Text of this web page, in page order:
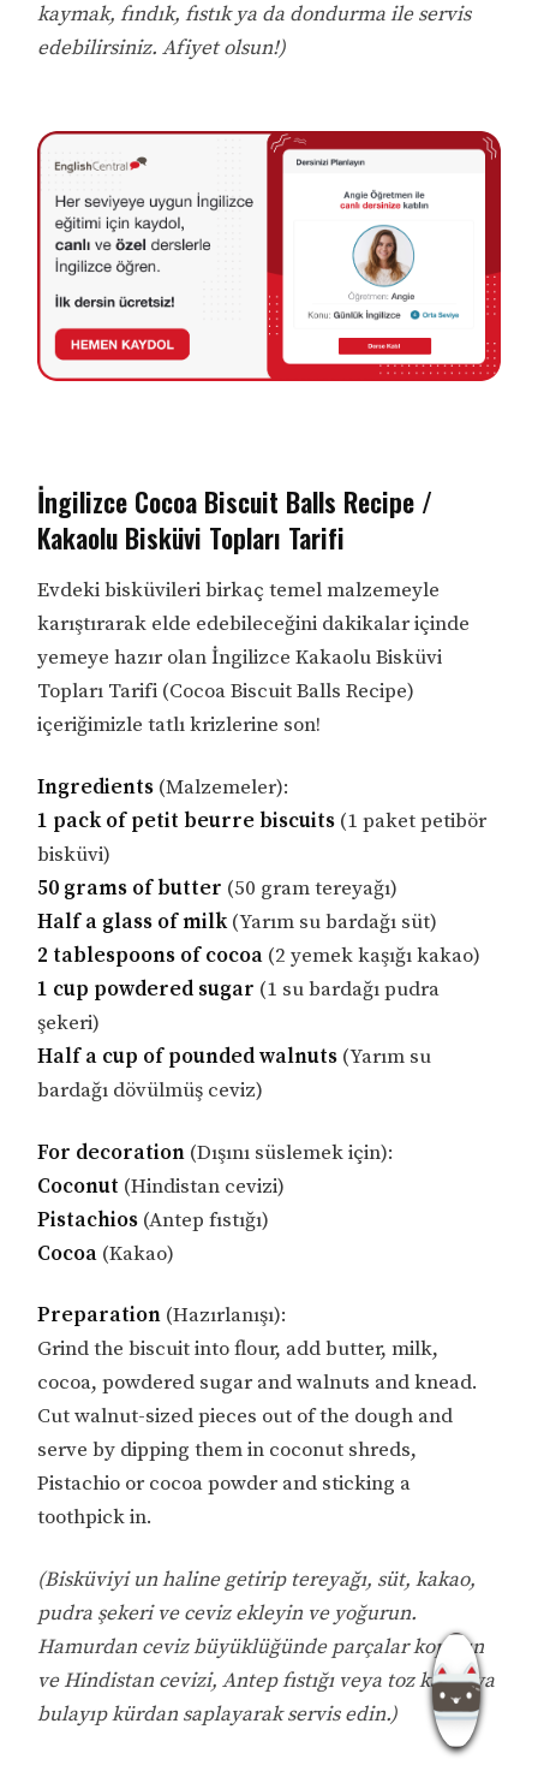
kaymak, fındık, fıstık ya da dondurma ile servis
edebilirsiniz. Afiyet olsun!)
İngilizce Cocoa Biscuit Balls Recipe /
Kakaolu Bisküvi Topları Tarifi
Evdeki bisküvileri birkaç temel malzemeyle
karıştırarak elde edebileceğini dakikalar içinde
yemeye hazır olan İngilizce Kakaolu Bisküvi
Topları Tarifi (Cocoa Biscuit Balls Recipe)
içeriğimizle tatlı krizlerine son!
Ingredients (Malzemeler):
1 pack of petit beurre biscuits (1 paket petibör
bisküvi)
50 grams of butter (50 gram tereyağı)
Half a glass of milk(Yarım su bardağı süt)
2 tablespoons of cocoa (2 yemek kaşığı kakao)
1 cup powdered sugar (1 su bardağı pudra
şekeri)
Half a cup of pounded walnuts (Yarım su
bardağı dövülmüş ceviz)
For decoration (Dışını süslemek için):
Coconut (Hindistan cevizi)
Pistachios (Antep fıstığı)
Cocoa (Kakao)
Preparation (Hazırlanışı):
Grind the biscuit into flour, add butter, milk,
cocoa, powdered sugar and walnuts and knead.
Cut walnut-sized pieces out of the dough and
serve by dipping them in coconut shreds,
Pistachio or cocoa powder and sticking a
toothpick in.
(Bisküviyi un haline getirip tereyağı, süt, kakao,
pudra şekeri ve ceviz ekleyin ve yoğurun.
Hamurdan ceviz büyüklüğünde parçalar koparın
ve Hindistan cevizi, Antep fıstığı veya toz kakaoya
bulayıp kürdan saplayarak servis edin.)